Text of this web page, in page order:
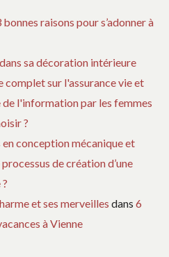
bonnes raisons pour s’adonner à
sa décoration intérieure
complet sur l'assurance vie et
l'information par les femmes
?
conception mécanique et
de création d’une
et ses merveilles dans 6
à Vienne